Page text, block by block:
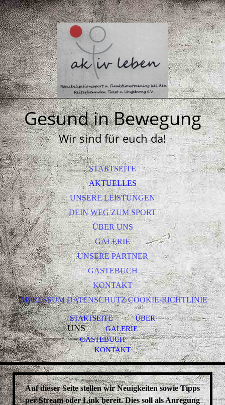
Gesund in Bewegung
Wir sind für euch da!
STARTSEITE
AKTUELLES
UNSERE LEISTUNGEN
DEIN WEG ZUM SPORT
ÜBER UNS
GALERIE
UNSERE PARTNER
GÄSTEBUCH
KONTAKT
IMPRESSUM DATENSCHUTZ COOKIE-RICHTLINIE
STARTSEITE ÜBER
UNSGALERIE
GÄSTEBUCH
KONTAKT
Auf dieser Seite stellen wir Neuigkeiten sowie Tipps
per Stream oder Link bereit. Dies soll als Anregung